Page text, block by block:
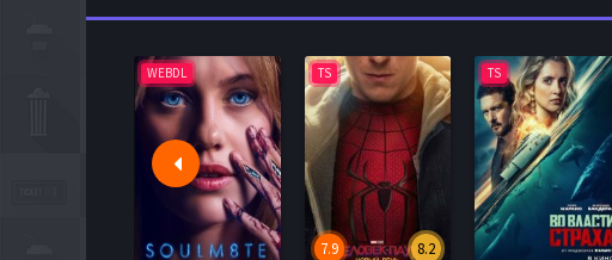
WEBDL TS
8.2
7.9
TS